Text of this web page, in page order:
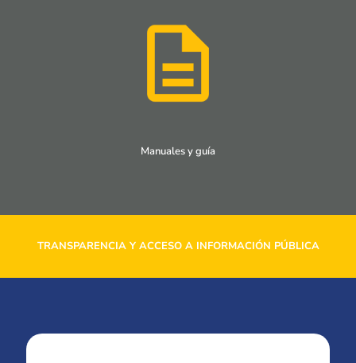
Manuales y guía
TRANSPARENCIA Y ACCESO A INFORMACIÓN PÚBLICA